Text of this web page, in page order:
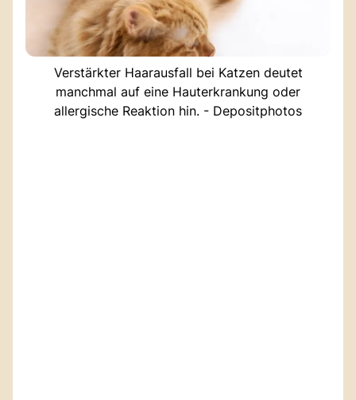
Verstärkter Haarausfall bei Katzen deutet
manchmal auf eine Hauterkrankung oder
allergische Reaktion hin. - Depositphotos